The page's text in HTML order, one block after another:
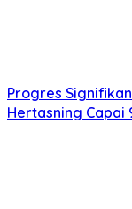
Progres
Hertasning Capai